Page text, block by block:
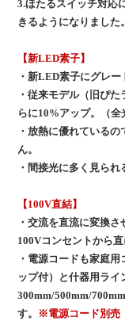
3.ほたるスイッチ対応
きるようになりました。
【新LED素子】
・新LED素子にグレー
・従来モデル（旧ぴ
らに10%アップ。（全
・放熱に優れている
ん。
・間接光に多く見ら
【100V直結】
・交流を直流に変換さ
100Vコンセントから直
・電源コードも家庭
ップ付）と什器用ラ
300mm/500mm/
す。
※電源コード別売